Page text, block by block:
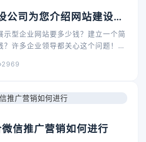
公司为您介绍网站建设一
？
示型企业网站要多少钱？建立一个简
？许多企业领导都关心这个问题！
2969
信推广营销如何进行